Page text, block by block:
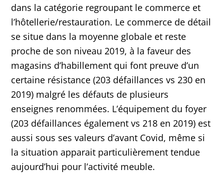
dans la catégorie regroupant le commerce et
l’hôtellerie/restauration. Le commerce de détail
se situe dans la moyenne globale et reste
proche de son niveau 2019, à la faveur des
magasins d’habillement qui font preuve d’un
certaine résistance (203 défaillances vs 230 en
2019) malgré les défauts de plusieurs
enseignes renommées. L’équipement du foyer
(203 défaillances également vs 218 en 2019) est
aussi sous ses valeurs d’avant Covid, même si
la situation apparait particulièrement tendue
aujourd’hui pour l’activité meuble.